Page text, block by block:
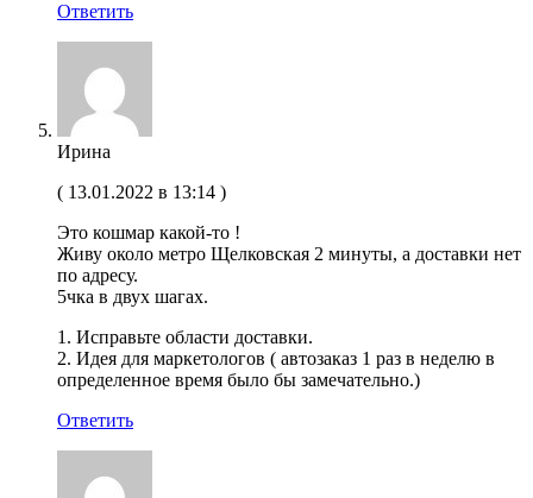
Ответить
Ирина
( 13.01.2022 в 13:14 )
Это кошмар какой-то !
Живу около метро Щелковская 2 минуты, а доставки нет
по адресу.
5чка в двух шагах.
1. Исправьте области доставки.
2. Идея для маркетологов ( автозаказ 1 раз в неделю в
определенное время было бы замечательно.)
Ответить